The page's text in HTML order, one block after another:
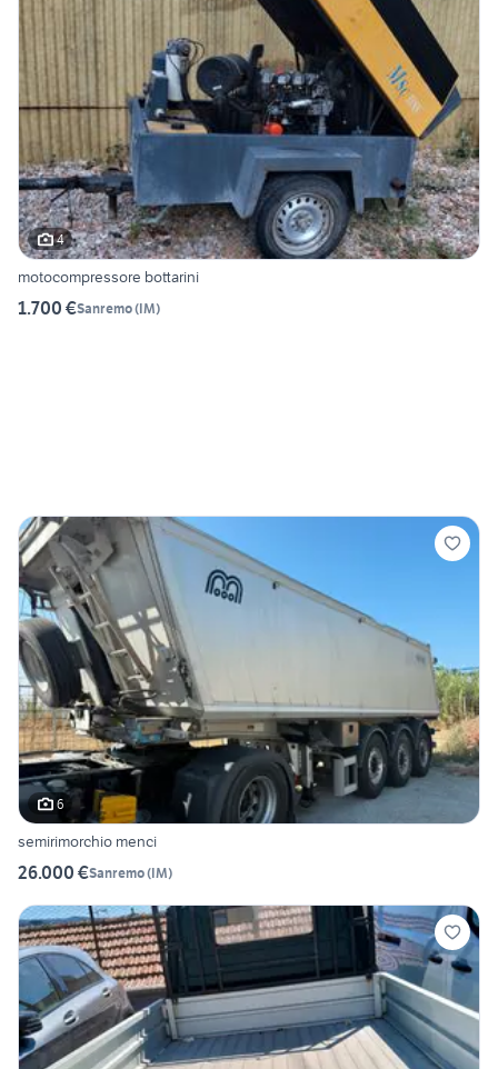
4
motocompressore bottarini
1.700 €Sanremo(IM)
6
semirimorchio menci
26.000 €Sanremo(IM)